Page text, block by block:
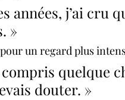
années, j’ai cru
»
un regard plus
quelque
douter. »